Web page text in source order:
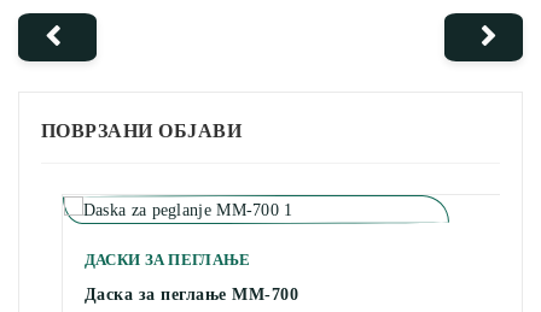
ПОВРЗАНИ ОБЈАВИ
ДАСКИ ЗА ПЕГЛАЊЕ
Даска за пеглање MM-700